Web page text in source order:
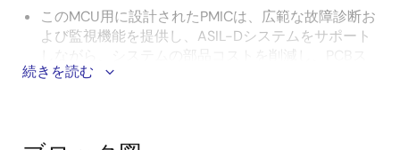
このMCU用に設計されたPMICは、広範な故障診断お
よび監視機能を提供し、ASIL-Dシステムをサポート
しながら、システムの部品コストを削減し、PCBス
ペースを節約します。
を短縮できます。
続きを読む